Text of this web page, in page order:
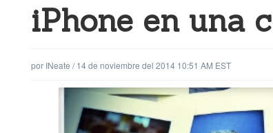
iPhone en una
por INeate /14 de noviembre del 2014 10:51 AM EST